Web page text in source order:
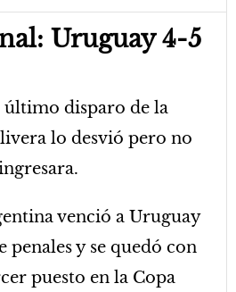
Uruguay 4-5
último disparo de la
lo desvió pero no
venció a Uruguay
penales y se quedó con
puesto en la Copa